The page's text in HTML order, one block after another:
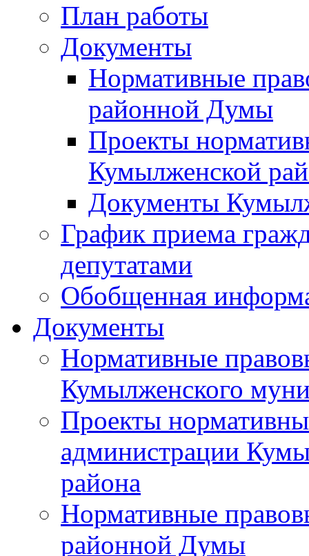
План работы
Документы
Нормативные
районной Думы
Проекты
Кумылженской
Документы
График приема
депутатами
Обобщенная
Документы
Нормативные
Кумылженского
Проекты
администрации
района
Нормативные
районной Думы